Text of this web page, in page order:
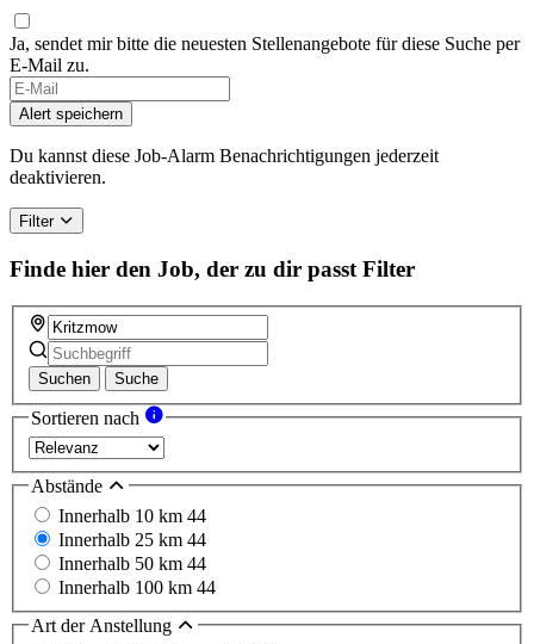
Ja, sendet mir bitte die neuesten Stellenangebote für diese Suche per
E-Mail zu.
Alert speichern
Du kannst diese Job-Alarm Benachrichtigungen jederzeit
deaktivieren.
Filter
Finde hier den Job, der zu dir passt Filter
Suchen Suche
Sortieren nach
Abstände
Innerhalb 10 km 44
Innerhalb 25 km 44
Innerhalb 50 km 44
Innerhalb 100 km 44
Art der Anstellung